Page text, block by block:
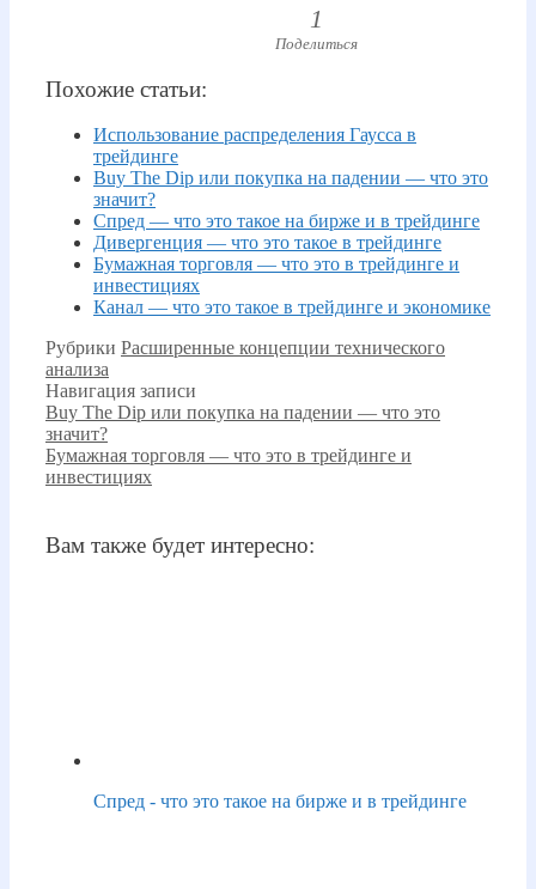
1
Поделиться
Похожие статьи:
Использование распределения Гаусса в
трейдинге
Buy The Dip или покупка на падении — что это
значит?
Спред — что это такое на бирже и в трейдинге
Дивергенция — что это такое в трейдинге
Бумажная торговля — что это в трейдинге и
инвестициях
Канал — что это такое в трейдинге и экономике
Рубрики Расширенные концепции технического
анализа
Навигация записи
Buy The Dip или покупка на падении — что это
значит?
Бумажная торговля — что это в трейдинге и
инвестициях
Вам также будет интересно:
Спред - что это такое на бирже и в трейдинге